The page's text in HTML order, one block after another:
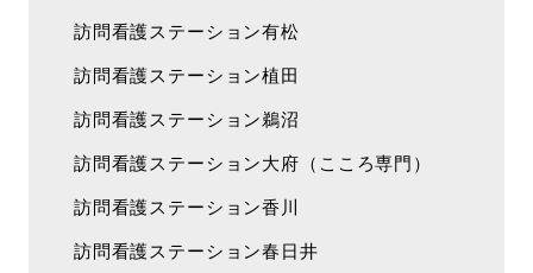
訪問看護ステーション有松
訪問看護ステーション植田
訪問看護ステーション鵜沼
訪問看護ステーション大府（こころ専門）
訪問看護ステーション香川
訪問看護ステーション春日井